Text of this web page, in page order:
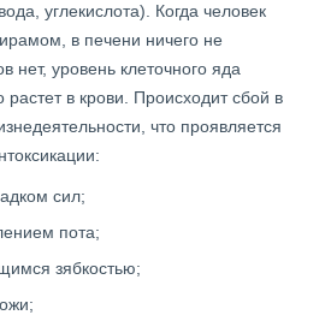
углекислота). Когда человек
в печени ничего не
нет, уровень клеточного яда
растет в крови. Происходит сбой в
что проявляется
сил;
пота;
зябкостью;